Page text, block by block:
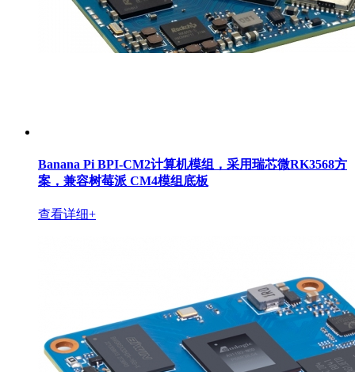
Banana Pi BPI-CM2计算机模组，采用瑞芯微RK3568方
案，兼容树莓派 CM4模组底板
查看详细+